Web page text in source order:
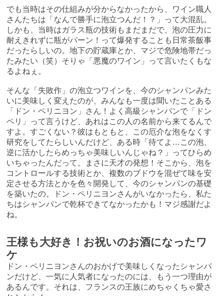
でも当時はその仕組みが分からなかったから、ワイン職人
さんたちは「なんで勝手に泡立つんだ！？」って大混乱。
しかも、当時はガラス瓶の技術もまだまだで、泡の圧力に
耐えきれずに瓶がパーン！って爆発することも日常茶飯事
だったらしいの。地下の貯蔵庫とか、マジで危険地帯だっ
たみたい（笑）そりゃ「悪魔のワイン」って言いたくもな
るよねぇ。
そんな「失敗作」の泡立つワインを、今のシャンパンみた
いに美味しく変えたのが、みんなも一度は聞いたことある
「ドン・ペリニヨン」さん！よく高級シャンパンで「ドン
ペリ」って言うけど、あれはこの人の名前から来てるんで
すよ。すごくない？彼はもともと、この厄介な泡をなくす
研究をしてたらしいんだけど、ある時「待てよ…この泡、
逆に活かしたらめっちゃ美味しいんじゃね？」ってひらめ
いちゃったんだって。まさに天才の発想！そこから、泡を
コントロールする技術とか、複数のブドウを混ぜて味を安
定させる方法とかを色々開発して、今のシャンパンの基礎
を築いたの。ドン・ペリニヨンさんがいなかったら、私た
ちはシャンパンで乾杯できてなかったかも！マジ感謝だよ
ね。
王様も大好き！お祝いのお酒になったワ
ケ
ドン・ペリニヨンさんのおかげで美味しくなったシャンパ
ンだけど、一気に人気者になったのには、もう一つ理由が
あるんです。それは、フランスの王族にめちゃくちゃ愛さ